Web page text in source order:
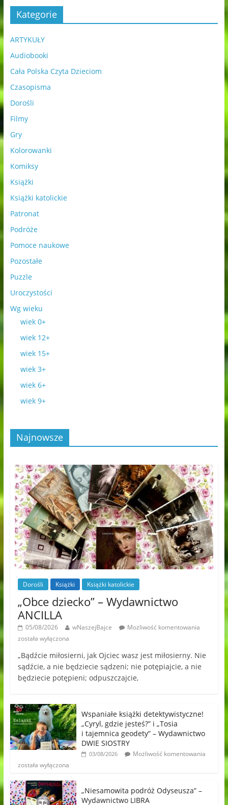
Kategorie
ARTYKUŁY
Audiobooki
Cała Polska Czyta Dzieciom
Czasopisma
Dorośli
Filmy
Gry
Kolorowanki
Komiksy
Książki
Książki katolickie
Patronat
Podróże
Pomoce naukowe
Pozostałe
Puzzle
Uroczystości
Wg wieku
wiek 0+
wiek 12+
wiek 15+
wiek 3+
wiek 6+
wiek 9+
Najnowsze
Dorośli Książki Książki katolickie
„Obce dziecko” – Wydawnictwo
ANCILLA
05/08/2026 wNaszejBajce
Możliwość komentowania
została wyłączona
„Bądźcie miłosierni, jak Ojciec wasz jest miłosierny. Nie
sądźcie, a nie będziecie sądzeni; nie potępiajcie, a nie
będziecie potępieni; odpuszczajcie,
Wspaniałe książki detektywistyczne!
„Cyryl, gdzie jesteś?” i „Tosia
i tajemnica geodety” – Wydawnictwo
DWIE SIOSTRY
03/08/2026
Możliwość komentowania
została wyłączona
„Niesamowita podróż Odyseusza” –
Wydawnictwo LIBRA